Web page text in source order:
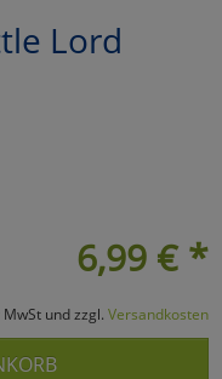
Lord
6,99 € *
und zzgl. Versandkosten
Haupptseite